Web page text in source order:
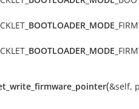
BOOTLOADER_MODE
BOOTLOADER_MODE
(&self,